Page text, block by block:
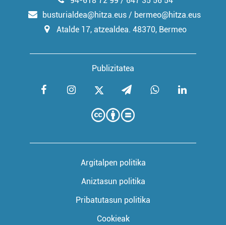
Publizitatea
busturialdea@hitza.eus / bermeo@hitza.eus
Atalde 17, atzealdea. 48370, Bermeo
Argitalpen politika
Aniztasun politika
Pribatutasun politika
Cookieak